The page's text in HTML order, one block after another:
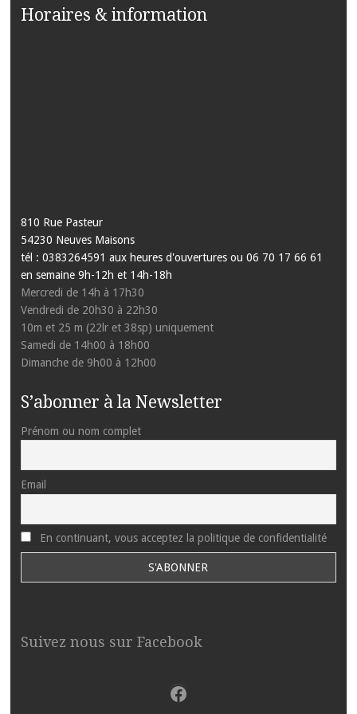
Horaires & information
810 Rue Pasteur
54230 Neuves Maisons
tél : 0383264591 aux heures d'ouvertures ou 06 70 17 66 61
en semaine 9h-12h et 14h-18h
Mercredi de 14h à 17h30
Vendredi de 20h30 à 22h30
10m et 25 m (22lr et 38sp) uniquement
Samedi de 14h00 à 18h00
Dimanche de 9h00 à 12h00
S’abonner à la Newsletter
Prénom ou nom complet
Email
En continuant, vous acceptez la politique de confidentialité
Suivez nous sur Facebook
Facebook